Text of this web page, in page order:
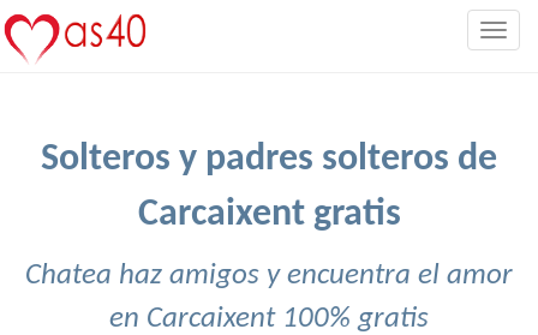
Solteros y padres solteros de
Carcaixent gratis
Chatea haz amigos y encuentra el amor
en Carcaixent 100% gratis